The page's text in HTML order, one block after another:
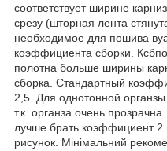
соответствует ширине
срезу (шторная лента
необходимое для пошива
коэффициента сборки.
полотна больше ширины
сборка. Стандартный
2,5. Для однотонной
т.к. органза очень
лучше брать коэффициент
рисунок. Мінімальний